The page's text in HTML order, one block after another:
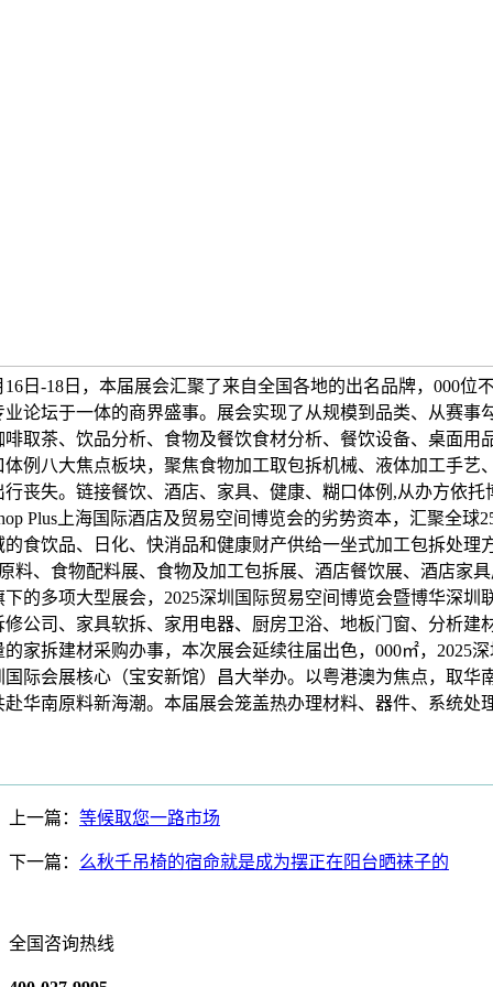
16日-18日，本届展会汇聚了来自全国各地的出名品牌，000位
论坛于一体的商界盛事。展会实现了从规模到品类、从赛事
取茶、饮品分析、食物及餐饮食材分析、餐饮设备、桌面用
例八大焦点板块，聚焦食物加工取包拆机械、液体加工手艺
丧失。链接餐饮、酒店、家具、健康、糊口体例,从办方依托
Plus上海国际酒店及贸易空间博览会的劣势资本，汇聚全球
食饮品、日化、快消品和健康财产供给一坐式加工包拆处理
料、食物配料展、食物及加工包拆展、酒店餐饮展、酒店家
的多项大型展会，2025深圳国际贸易空间博览会暨博华深圳
公司、家具软拆、家用电器、厨房卫浴、地板门窗、分析建
家拆建材采购办事，本次展会延续往届出色，000㎡，2025
际会展核心（宝安新馆）昌大举办。以粤港澳为焦点，取华
华南原料新海潮。本届展会笼盖热办理材料、器件、系统处
上一篇： 等候取您一路市场
下一篇： 么秋千吊椅的宿命就是成为摆正在阳台晒袜子的
全国咨询热线